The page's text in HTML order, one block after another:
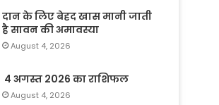
दान के लिए बेहद खास मानी जाती
है सावन की अमावस्या
August 4, 2026
4 अगस्त 2026 का राशिफल
August 4, 2026